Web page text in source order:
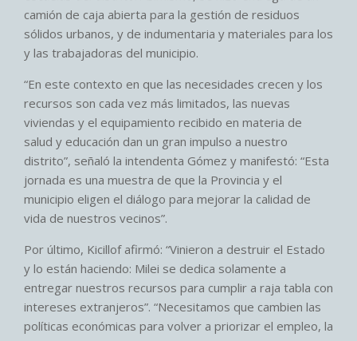
camión de caja abierta para la gestión de residuos
sólidos urbanos, y de indumentaria y materiales para los
y las trabajadoras del municipio.
“En este contexto en que las necesidades crecen y los
recursos son cada vez más limitados, las nuevas
viviendas y el equipamiento recibido en materia de
salud y educación dan un gran impulso a nuestro
distrito”, señaló la intendenta Gómez y manifestó: “Esta
jornada es una muestra de que la Provincia y el
municipio eligen el diálogo para mejorar la calidad de
vida de nuestros vecinos”.
Por último, Kicillof afirmó: “Vinieron a destruir el Estado
y lo están haciendo: Milei se dedica solamente a
entregar nuestros recursos para cumplir a raja tabla con
intereses extranjeros”. “Necesitamos que cambien las
políticas económicas para volver a priorizar el empleo, la